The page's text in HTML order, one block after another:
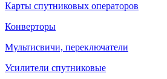
Карты спутниковых операторов
Конверторы
Мультисвичи, переключатели
Усилители спутниковые